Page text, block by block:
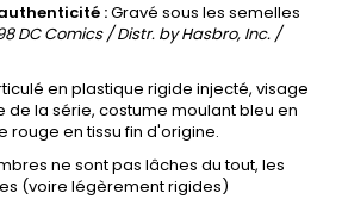
:Gravé sous les semelles
DC Comics / Distr. by Hasbro, Inc. /
en plastique rigide injecté, visage
la série, costume moulant bleu en
rouge en tissu fin d'origine.
ne sont pas lâches du tout, les
(voire légèrement rigides)